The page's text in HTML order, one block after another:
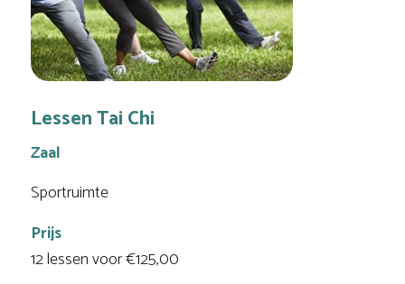
Lessen Tai Chi
Zaal
Sportruimte
Prijs
12 lessen voor €125,00